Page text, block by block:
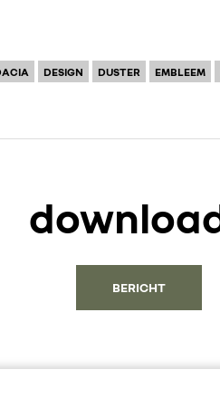
DESIGN DUSTER EMBLEEM
BERICHT